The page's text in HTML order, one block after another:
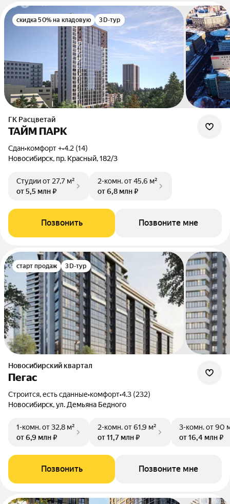
скидка 50% на кладовую 3D-тур
ГК Расцветай
ТАЙМ ПАРК
Сдан•комфорт +•4.2 (14)
Новосибирск, пр. Красный, 182/3
Студииот 27,7 м²
от 5,5 млн ₽
2-комн.от 45,6 м²
от 6,8 млн ₽
Позвонить Позвоните мне
старт продаж 3D-тур
Новосибирский квартал
Пегас
Строится, есть сданные•комфорт•4.3 (232)
Новосибирск, ул. Демьяна Бедного
1-комн.от 32,8 м²
от 6,9 млн ₽
2-комн.от 61,9 м²
от 11,7 млн ₽
3-комн.от 90
от 16,4 млн ₽
Позвонить Позвоните мне